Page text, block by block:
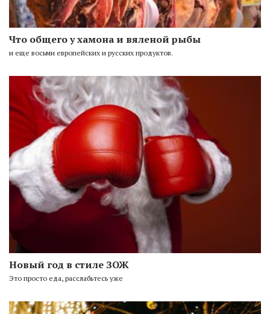
Что общего у хамона и вяленой рыбы
и еще восьми европейских и русских продуктов.
Новый год в стиле ЗОЖ
Это просто еда, расслабьтесь уже